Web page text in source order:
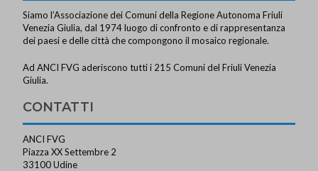
Siamo l’Associazione dei Comuni della Regione Autonoma Friuli
Venezia Giulia, dal 1974 luogo di confronto e di rappresentanza
dei paesi e delle città che compongono il mosaico regionale.
Ad ANCI FVG aderiscono tutti i 215 Comuni del Friuli Venezia
Giulia.
CONTATTI
ANCI FVG
Piazza XX Settembre 2
33100 Udine